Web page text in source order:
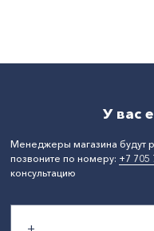
У вас
Менеджеры магазина будут
позвоните по номеру: +7 705
консультацию